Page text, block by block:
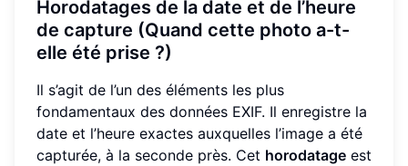
Horodatages de la date et de l’heure
de capture (Quand cette photo a-t-
elle été prise ?)
Il s’agit de l’un des éléments les plus
fondamentaux des données EXIF. Il enregistre la
date et l’heure exactes auxquelles l’image a été
capturée, à la seconde près. Cet horodatage est